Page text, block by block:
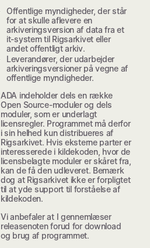
Offentlige myndigheder, der står
for at skulle aflevere en
arkiveringsversion af data fra et
it-system til Rigsarkivet eller
andet offentligt arkiv.
Leverandører, der udarbejder
arkiveringsversioner på vegne af
offentlige myndigheder.
ADA indeholder dels en række
Open Source-moduler og dels
moduler, som er underlagt
licensregler. Programmet må derfor
i sin helhed kun distribueres af
Rigsarkivet. Hvis eksterne parter er
interesserede i kildekoden, hvor de
licensbelagte moduler er skåret fra,
kan de få den udleveret. Bemærk
dog at Rigsarkivet ikke er forpligtet
til at yde support til forståelse af
kildekoden.
Vi anbefaler at I gennemlæser
releasenoten forud for download
og brug af programmet.